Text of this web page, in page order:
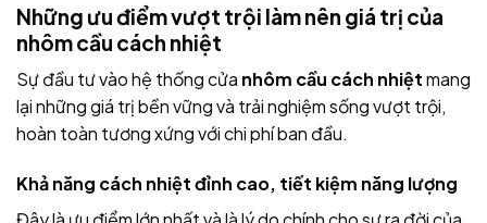
Những ưu điểm vượt trội làm nên giá trị của
nhôm cầu cách nhiệt
Sự đầu tư vào hệ thống cửa nhôm cầu cách nhiệtmang
lại những giá trị bền vững và trải nghiệm sống vượt trội,
hoàn toàn tương xứng với chi phí ban đầu.
Khả năng cách nhiệt đỉnh cao, tiết kiệm năng lượng